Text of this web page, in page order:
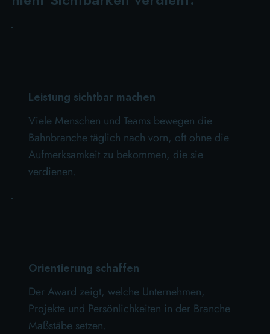
Leistung sichtbar machen
Viele Menschen und Teams bewegen die
Bahnbranche täglich nach vorn, oft ohne die
Aufmerksamkeit zu bekommen, die sie
verdienen.
Orientierung schaffen
Der Award zeigt, welche Unternehmen,
Projekte und Persönlichkeiten in der Branche
Maßstäbe setzen.